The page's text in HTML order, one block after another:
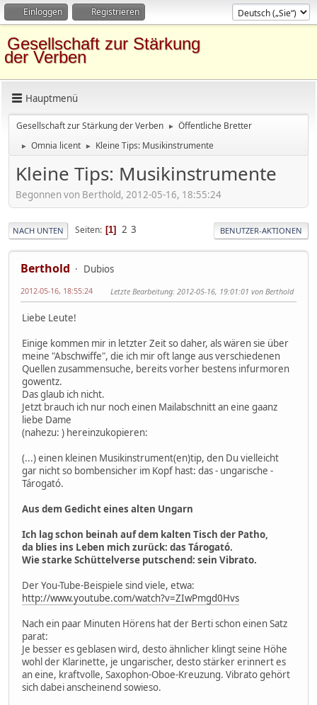
Einloggen Registrieren
Gesellschaft zur Stärkung
der Verben
Hauptmenü
Gesellschaft zur Stärkung der Verben ► Öffentliche Bretter
► Omnia licent ► Kleine Tips: Musikinstrumente
Kleine Tips: Musikinstrumente
Begonnen von Berthold, 2012-05-16, 18:55:24
NACH UNTEN Seiten 1 2 3 BENUTZER-AKTIONEN
Berthold Dubios
2012-05-16, 18:55:24 Letzte Bearbeitung: 2012-05-16, 19:01:01 von Berthold
Liebe Leute!
Einige kommen mir in letzter Zeit so daher, als wären sie über
meine "Abschwiffe", die ich mir oft lange aus verschiedenen
Quellen zusammensuche, bereits vorher bestens infurmoren
gowentz.
Das glaub ich nicht.
Jetzt brauch ich nur noch einen Mailabschnitt an eine gaanz
liebe Dame
(nahezu: ) hereinzukopieren:
(...) einen kleinen Musikinstrument(en)tip, den Du vielleicht
gar nicht so bombensicher im Kopf hast: das - ungarische -
Tárogató.
Aus dem Gedicht eines alten Ungarn
Ich lag schon beinah auf dem kalten Tisch der Patho,
da blies ins Leben mich zurück: das Tárogató.
Wie starke Schüttelverse putschend: sein Vibrato.
Der You-Tube-Beispiele sind viele, etwa:
http://www.youtube.com/watch?v=ZIwPmgd0Hvs
Nach ein paar Minuten Hörens hat der Berti schon einen Satz
parat:
Je besser es geblasen wird, desto ähnlicher klingt seine Höhe
wohl der Klarinette, je ungarischer, desto stärker erinnert es
an eine, kraftvolle, Saxophon-Oboe-Kreuzung. Vibrato gehört
sich dabei anscheinend sowieso.